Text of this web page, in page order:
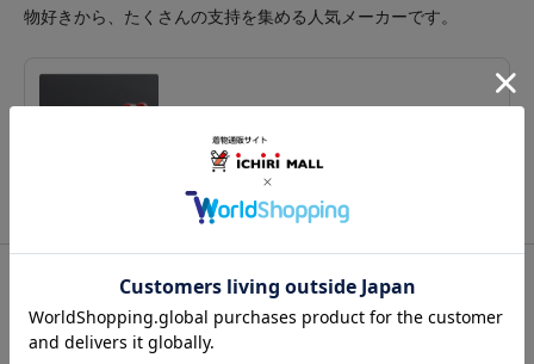
物好きから、たくさんの支持を集める人気メーカーです。
大原商店
関連カテゴリ：和装肌着/インナー /肌着
この商品を見た人は